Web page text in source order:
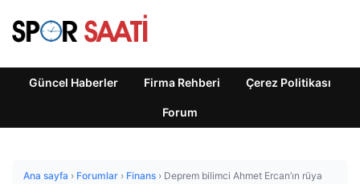
Güncel Haberler Firma Rehberi Çerez Politikası
Forum
Ana sayfa › Forumlar › Finans › Deprem bilimci Ahmet Ercan’ın rüya